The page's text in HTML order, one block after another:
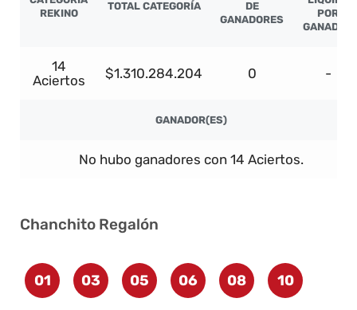
REKINO
TOTAL CATEGORÍA
DE
GANADORES
POR
GANADOR
14
Aciertos
$1.310.284.204 0 -
GANADOR(ES)
No hubo ganadores con 14 Aciertos.
Chanchito Regalón
01 03 05 06 08 10